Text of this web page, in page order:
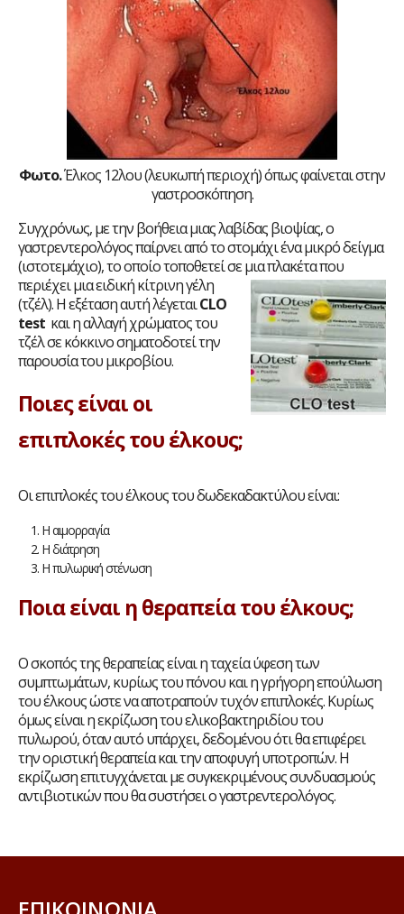
Φωτο.Έλκος 12λου (λευκωπή περιοχή) όπως φαίνεται στην
γαστροσκόπηση.
Συγχρόνως, με την βοήθεια μιας λαβίδας βιοψίας, ο
γαστρεντερολόγος παίρνει από το στομάχι ένα μικρό δείγμα
(ιστοτεμάχιο), το οποίο τοποθετεί σε μια πλακέτα που
περιέχει μια ειδική κίτρινηγέλη
(τζέλ). Η εξέταση αυτή λέγεταιCLO
test και η αλλαγή χρώματος του
τζέλ σε κόκκινο σηματοδοτεί την
παρουσία του μικροβίου.
Ποιες είναι οι
επιπλοκές του έλκους;
Οι επιπλοκές του έλκους του δωδεκαδακτύλου είναι:
Η αιμορραγία
Η διάτρηση
Η πυλωρική στένωση
Ποια είναι η θεραπεία του έλκους;
O σκοπός της θεραπείας είναι η ταχεία ύφεση των
συμπτωμάτων, κυρίως του πόνου και η γρήγορη επούλωση
του έλκους ώστε να αποτραπούν τυχόν επιπλοκές. Κυρίως
όμως είναι η εκρίζωση του ελικοβακτηριδίου του
πυλωρού, όταν αυτό υπάρχει, δεδομένου ότι θα επιφέρει
την οριστική θεραπεία και την αποφυγή υποτροπών. Η
εκρίζωση επιτυγχάνεται με συγκεκριμένους συνδυασμούς
αντιβιοτικών που θα συστήσει ο γαστρεντερολόγος.